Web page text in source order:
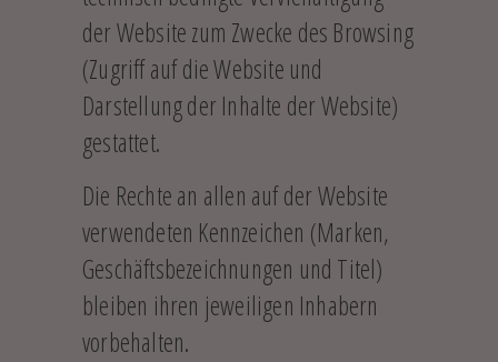
der Website zum Zwecke des Browsing
(Zugriff auf die Website und
Darstellung der Inhalte der Website)
gestattet.
Die Rechte an allen auf der Website
verwendeten Kennzeichen (Marken,
Geschäftsbezeichnungen und Titel)
bleiben ihren jeweiligen Inhabern
vorbehalten.